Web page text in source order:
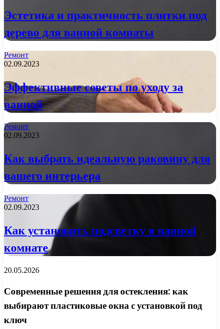
Эстетика и практичность плитки под
дерево для ванной комнаты
Ремонт
02.09.2023
Эффективные советы по уходу за
ванной
Ремонт
02.09.2023
Как выбрать идеальную раковину для
вашего интерьера
Ремонт
02.09.2023
Как установить подсветку в ванной
комнате
20.05.2026
Современные решения для остекления: как
выбирают пластиковые окна с установкой под
ключ